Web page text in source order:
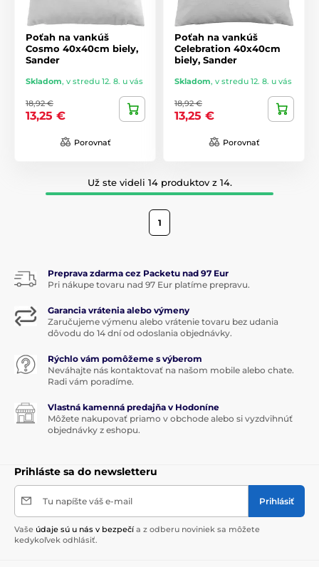
Poťah na vankúš
Cosmo 40x40cm biely,
Sander
Skladom, v stredu 12. 8. u vás
18,92 €
13,25 €
Porovnať
Poťah na vankúš
Celebration 40x40cm
biely, Sander
Skladom, v stredu 12. 8. u vás
18,92 €
13,25 €
Porovnať
Už ste videli 14 produktov z 14.
1
Preprava zdarma cez Packetu nad 97 Eur
Pri nákupe tovaru nad 97 Eur platíme prepravu.
Garancia vrátenia alebo výmeny
Zaručujeme výmenu alebo vrátenie tovaru bez udania
dôvodu do 14 dní od odoslania objednávky.
Rýchlo vám pomôžeme s výberom
Neváhajte nás kontaktovať na našom mobile alebo chate.
Radi vám poradíme.
Vlastná kamenná predajňa v Hodoníne
Môžete nakupovať priamo v obchode alebo si vyzdvihnúť
objednávky z eshopu.
Prihláste sa do newsletteru
Tu napíšte váš e-mail Prihlásiť
Vaše údaje sú u nás v bezpečí a z odberu noviniek sa môžete
kedykoľvek odhlásiť.